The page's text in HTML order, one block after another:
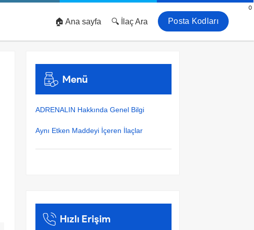
Posta Kodları
🔍 İlaç Ara
🏠 Ana sayfa
Menü
ADRENALIN Hakkında Genel Bilgi
Aynı Etken Maddeyi İçeren İlaçlar
Hızlı Erişim
0